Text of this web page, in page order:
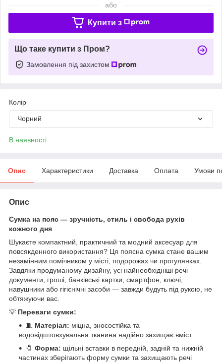
або
Купити з
Що таке купити з Пром?
Замовлення під захистом
Колір
Чорний
В наявності
Опис Характеристики Доставка Оплата Умови
Опис
Сумка на пояс — зручність, стиль і свобода рухів
кожного дня
Шукаєте компактний, практичний та модний аксесуар для
повсякденного використання? Ця поясна сумка стане вашим
незамінним помічником у місті, подорожах чи прогулянках.
Завдяки продуманому дизайну, усі найнеобхідніші речі —
документи, гроші, банківські картки, смартфон, ключі,
навушники або гігієнічні засоби — завжди будуть під рукою, не
обтяжуючи вас.
💡 Переваги сумки:
🧵 Матеріал: міцна, зносостійка та
водовідштовхувальна тканина надійно захищає вміст.
🧷 Форма: щільні вставки в передній, задній та нижній
частинах зберігають форму сумки та захищають речі